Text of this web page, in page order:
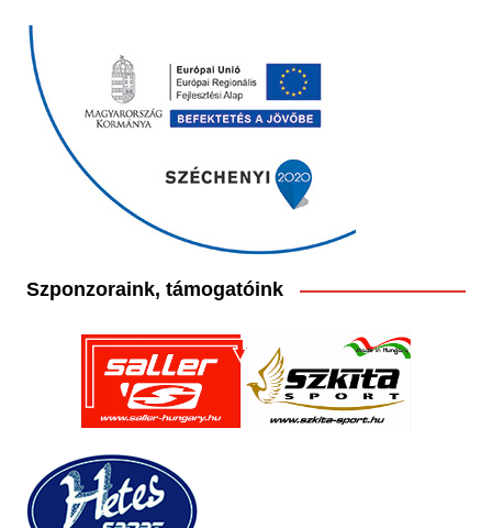
Szponzoraink, támogatóink